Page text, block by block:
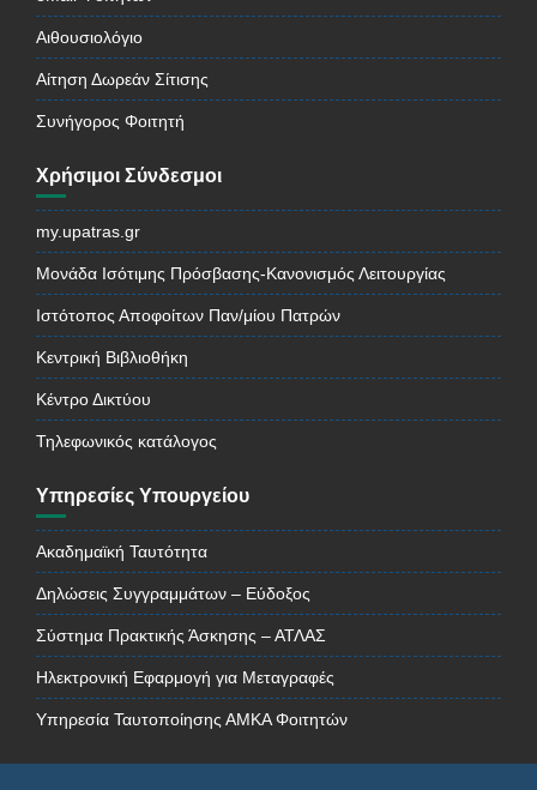
Αιθουσιολόγιο
Αίτηση Δωρεάν Σίτισης
Συνήγορος Φοιτητή
Χρήσιμοι Σύνδεσμοι
my.upatras.gr
Μονάδα Ισότιμης Πρόσβασης-Κανονισμός Λειτουργίας
Ιστότοπος Αποφοίτων Παν/μίου Πατρών
Κεντρική Βιβλιοθήκη
Κέντρο Δικτύου
Τηλεφωνικός κατάλογος
Υπηρεσίες Υπουργείου
Ακαδημαϊκή Ταυτότητα
Δηλώσεις Συγγραμμάτων – Εύδοξος
Σύστημα Πρακτικής Άσκησης – ΑΤΛΑΣ
Ηλεκτρονική Εφαρμογή για Μεταγραφές
Υπηρεσία Ταυτοποίησης ΑΜΚΑ Φοιτητών